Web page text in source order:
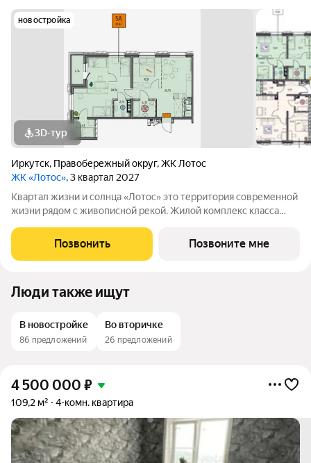
новостройка
3D-тур
Иркутск, Правобережный округ,ЖК Лотос
ЖК «Лотос», 3 квартал 2027
Квартал жизни и солнца «Лотос» это территория современной
жизни рядом с живописной рекой. Жилой комплекс класса
минутах от центра города. Гармония природы и городской
инфраструктуры создает
Позвонить Позвоните мне
Люди также ищут
В новостройке
86 предложений
Во вторичке
26 предложений
4 500 000 ₽
109,2 м² 4-комн. квартира